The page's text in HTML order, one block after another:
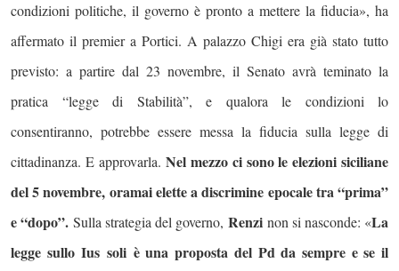
condizioni politiche, il governo è pronto a mettere la fiducia», ha
affermato il premier a Portici. A palazzo Chigi era già stato tutto
previsto: a partire dal 23 novembre, il Senato avrà teminato la
pratica “legge di Stabilità”, e qualora le condizioni lo
consentiranno, potrebbe essere messa la fiducia sulla legge di
cittadinanza. E approvarla.Nel mezzo ci sono le elezioni siciliane
del 5 novembre, oramai elette a discrimine epocale tra “prima”
e “dopo”. Sulla strategia del governo, Renzi non si nasconde: «La
legge sullo Ius soli è una proposta del Pd da sempre e se il